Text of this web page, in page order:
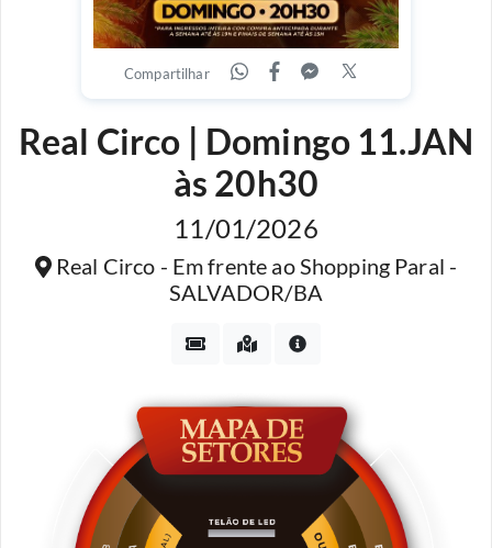
Compartilhar
Real Circo | Domingo 11.JAN
às 20h30
11/01/2026
Real Circo - Em frente ao Shopping Paral -
SALVADOR/BA